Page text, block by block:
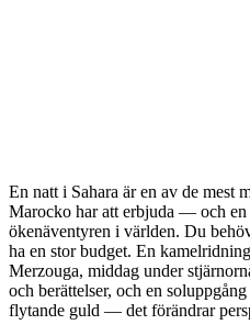
En natt i Sahara är en av de mest
Marocko har att erbjuda — och en
ökenäventyren i världen. Du
ha en stor budget. En
Merzouga, middag under
och berättelser, och en
flytande guld — det förändrar